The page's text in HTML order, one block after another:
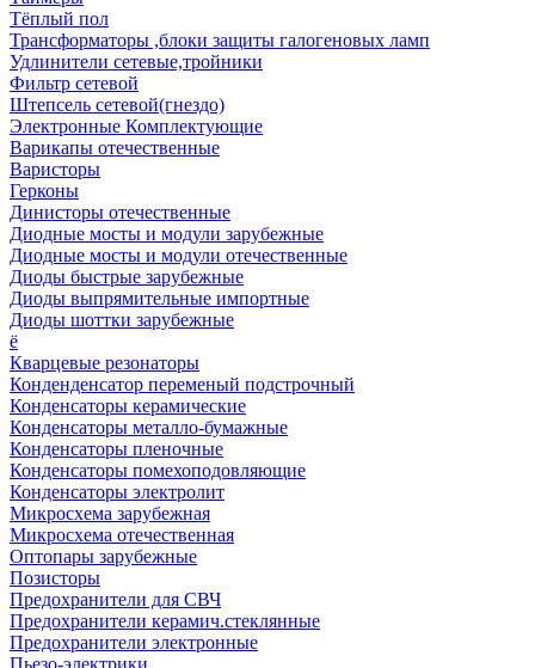
Тёплый пол
Трансформаторы ,блоки защиты галогеновых ламп
Удлинители сетевые,тройники
Фильтр сетевой
Штепсель сетевой(гнездо)
Электронные Комплектующие
Варикапы отечественные
Варисторы
Герконы
Динисторы отечественные
Диодные мосты и модули зарубежные
Диодные мосты и модули отечественные
Диоды быстрые зарубежные
Диоды выпрямительные импортные
Диоды шоттки зарубежные
ё
Кварцевые резонаторы
Конденденсатор переменый подстрочный
Конденсаторы керамические
Конденсаторы металло-бумажные
Конденсаторы пленочные
Конденсаторы помехоподовляющие
Конденсаторы электролит
Микросхема зарубежная
Микросхема отечественная
Оптопары зарубежные
Позисторы
Предохранители для СВЧ
Предохранители керамич.стеклянные
Предохранители электронные
Пьезо-электрики